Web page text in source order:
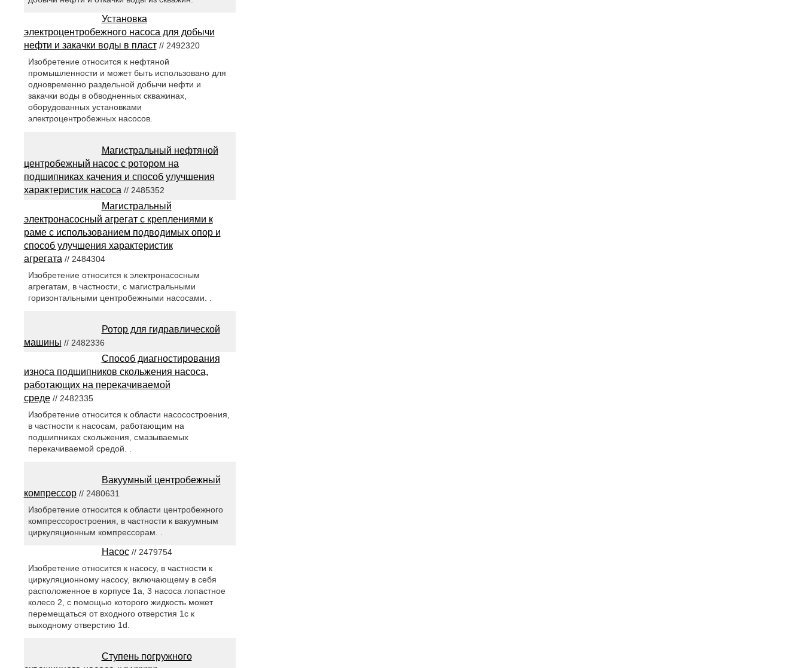
Установка
электроцентробежного насоса для добычи
нефти и закачки воды в пласт// 2492320
Изобретение относится к нефтяной
промышленности и может быть использовано для
одновременно раздельной добычи нефти и
закачки воды в обводненных скважинах,
оборудованных установками
электроцентробежных насосов.
Магистральный нефтяной
центробежный насос с ротором на
подшипниках качения и способ улучшения
характеристик насоса // 2485352
Магистральный
электронасосный агрегат с креплениями к
раме с использованием подводимых опор и
способ улучшения характеристик
агрегата // 2484304
Изобретение относится к электронасосным
агрегатам, в частности, с магистральными
горизонтальными центробежными насосами. .
Ротор для гидравлической
машины // 2482336
Способ диагностирования
износа подшипников скольжения насоса,
работающих на перекачиваемой
среде// 2482335
Изобретение относится к области насосостроения,
в частности к насосам, работающим на
подшипниках скольжения, смазываемых
перекачиваемой средой. .
Вакуумный центробежный
компрессор// 2480631
Изобретение относится к области центробежного
компрессоростроения, в частности к вакуумным
циркуляционным компрессорам. .
Насос// 2479754
Изобретение относится к насосу, в частности к
циркуляционному насосу, включающему в себя
расположенное в корпусе 1а, 3 насоса лопастное
колесо 2, с помощью которого жидкость может
перемещаться от входного отверстия 1с к
выходному отверстию 1d.
Ступень погружного